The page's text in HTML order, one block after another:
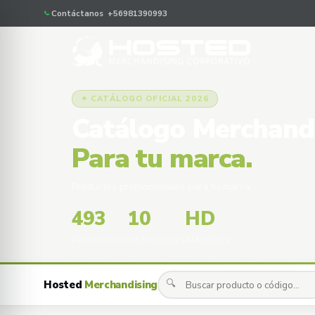
Contáctanos +56981390993
✦ CATÁLOGO OFICIAL 2026
Para tu marca.
493 10 HD
Hosted Merchandising 🔍